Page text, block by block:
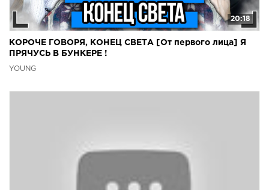
20:18
КОРОЧЕ ГОВОРЯ, КОНЕЦ СВЕТА [От первого лица] Я
ПРЯЧУСЬ В БУНКЕРЕ !
YOUNG